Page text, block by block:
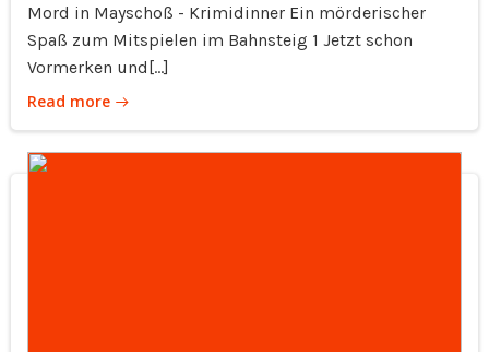
Mord in Mayschoß - Krimidinner Ein mörderischer
Spaß zum Mitspielen im Bahnsteig 1 Jetzt schon
Vormerken und[…]
Read more